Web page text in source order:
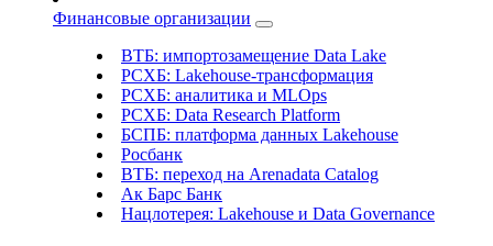
Финансовые организации
ВТБ: импортозамещение Data Lake
РСХБ: Lakehouse-трансформация
РСХБ: аналитика и MLOps
РСХБ: Data Research Platform
БСПБ: платформа данных Lakehouse
Росбанк
ВТБ: переход на Arenadata Catalog
Ак Барс Банк
Нацлотерея: Lakehouse и Data Governance